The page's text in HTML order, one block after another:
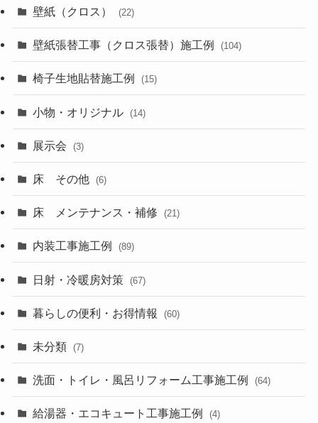
壁紙（クロス） (22)
壁紙張替工事（クロス張替）施工例 (104)
椅子生地貼替施工例 (15)
小物・オリジナル (14)
展示会 (3)
床 その他 (6)
床 メンテナンス・補修 (21)
内装工事施工例 (89)
日射・冷暖房対策 (67)
暮らしの便利・お得情報 (60)
未分類 (7)
洗面・トイレ・風呂リフォーム工事施工例 (64)
給湯器・エコキュート工事施工例 (4)